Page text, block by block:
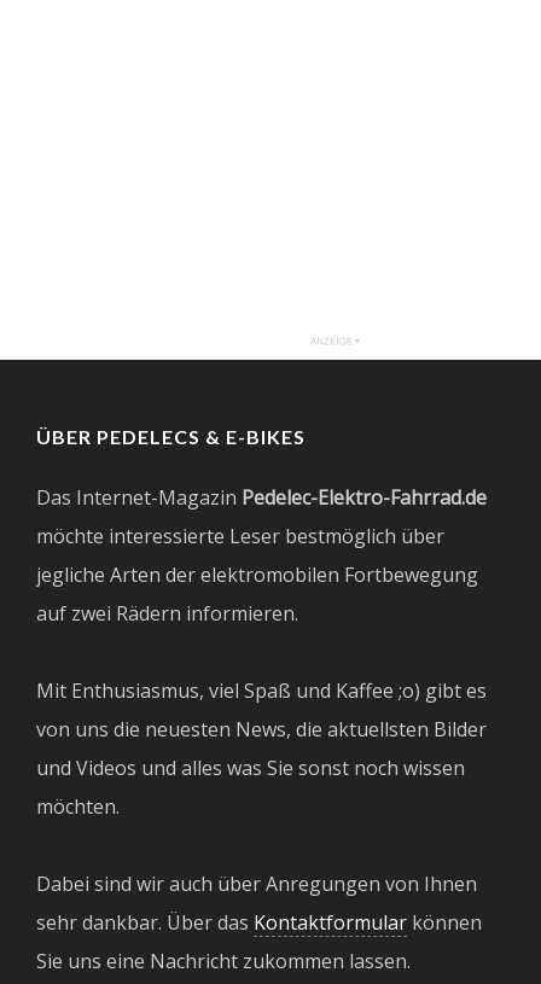
ÜBER PEDELECS & E-BIKES
Das Internet-Magazin Pedelec-Elektro-Fahrrad.de
möchte interessierte Leser bestmöglich über
jegliche Arten der elektromobilen Fortbewegung
auf zwei Rädern informieren.
Mit Enthusiasmus, viel Spaß und Kaffee ;o) gibt es
von uns die neuesten News, die aktuellsten Bilder
und Videos und alles was Sie sonst noch wissen
möchten.
Dabei sind wir auch über Anregungen von Ihnen
sehr dankbar. Über das Kontaktformular können
Sie uns eine Nachricht zukommen lassen.